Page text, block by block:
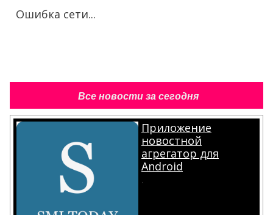
Ошибка сети...
Все новости за сегодня
Приложение
новостной
агрегатор для
Android
.